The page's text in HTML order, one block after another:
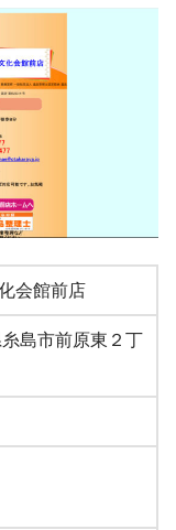
会館前店
島市前原東２丁